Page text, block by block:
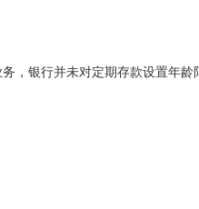
，银行并未对定期存款设置年